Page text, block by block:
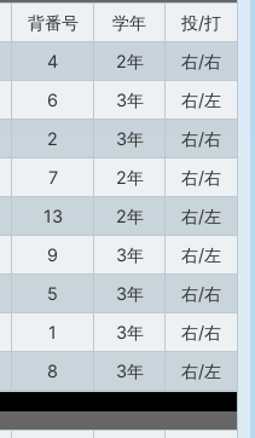
背番号 学年
投/打
4 2年
右/右
6 3年
右/左
2 3年
右/右
7 2年
右/右
13 2年
右/左
9 3年
右/左
5 3年
右/右
1 3年
右/右
8 3年
右/左